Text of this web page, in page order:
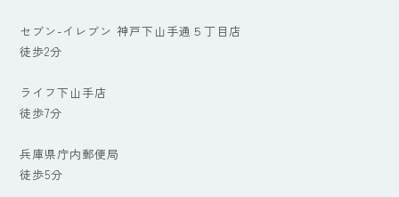
セブン-イレブン 神戸下山手通５丁目店
徒歩2分
ライフ下山手店
徒歩7分
兵庫県庁内郵便局
徒歩5分